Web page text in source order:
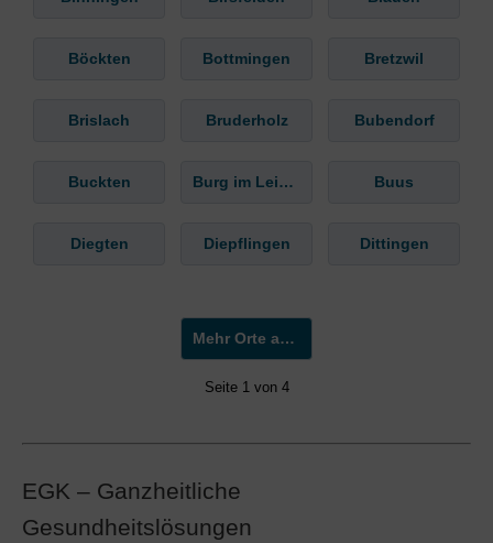
Böckten Bottmingen Bretzwil
Brislach Bruderholz Bubendorf
Buckten Burg im Leimental Buus
Diegten Diepflingen Dittingen
Mehr Orte anzeigen »
Seite 1 von 4
EGK – Ganzheitliche
Gesundheitslösungen